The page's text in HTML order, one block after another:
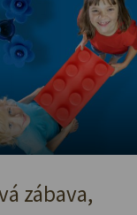
zábava,